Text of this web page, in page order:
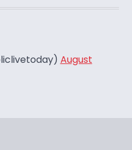
August